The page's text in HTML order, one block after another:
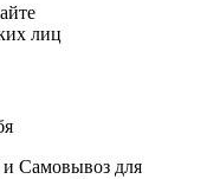
лиц
и Самовывоз для